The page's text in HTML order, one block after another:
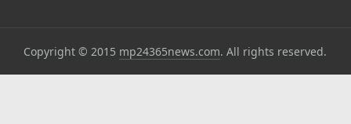
Copyright © 2015 mp24365news.com. All rights reserved.